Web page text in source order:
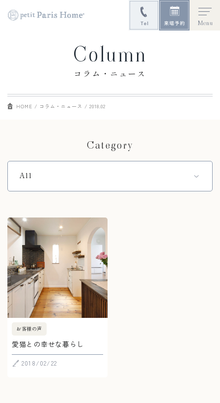
Menu
Column
コラム・ニュース
HOME コラム・ニュース 2018.02
Category
All
お客様の声
愛猫との幸せな暮らし
2018/02/22